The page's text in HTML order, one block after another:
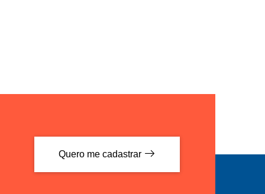
Quero me cadastrar